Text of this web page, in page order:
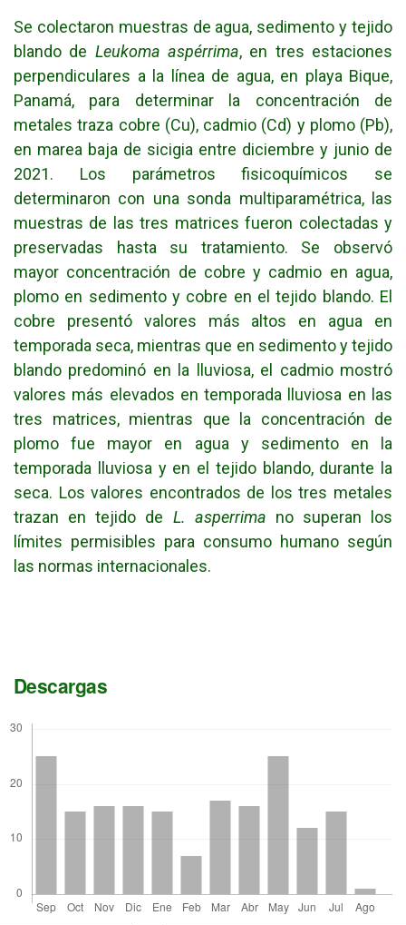
Se colectaron muestras de agua, sedimento y tejido
blando de Leukoma aspérrima, en tres estaciones
perpendiculares a la línea de agua, en playa Bique,
Panamá, para determinar la concentración de
metales traza cobre (Cu), cadmio (Cd) y plomo (Pb),
en marea baja de sicigia entre diciembre y junio de
2021. Los parámetros fisicoquímicos se
determinaron con una sonda multiparamétrica, las
muestras de las tres matrices fueron colectadas y
preservadas hasta su tratamiento. Se observó
mayor concentración de cobre y cadmio en agua,
plomo en sedimento y cobre en el tejido blando. El
cobre presentó valores más altos en agua en
temporada seca, mientras que en sedimento y tejido
blando predominó en la lluviosa, el cadmio mostró
valores más elevados en temporada lluviosa en las
tres matrices, mientras que la concentración de
plomo fue mayor en agua y sedimento en la
temporada lluviosa y en el tejido blando, durante la
seca. Los valores encontrados de los tres metales
trazan en tejido de L. asperrima no superan los
límites permisibles para consumo humano según
las normas internacionales.
Descargas